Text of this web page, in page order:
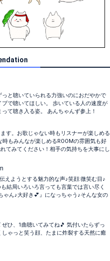
と聴いていられる力強いのにおだやかで
で聴いてほしい。 歩いている人の速度が
て聴き入る姿。 あんちゃんず参上！
す。お歌じゃない時もリスナーが楽しめる
もみんなが楽しめるROOMの雰囲気も好
てみてください！相手の気持ちを大事にし
えようとする魅力的な声♪笑顔:微笑む目♪
結局いろいろ言っても言葉では言い尽く
ゃん♪大好き💕』になっちゃう♪そんな女の
ひ、1曲聴いてみてね🎵 気付いたらずっ
ゃっと笑う顔、たまに炸裂する天然に癒